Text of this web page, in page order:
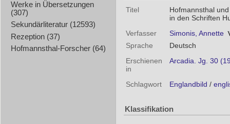
Werke in Übersetzungen
(307)
Sekundärliteratur (12593)
Rezeption (37)
Hofmannsthal-Forscher (64)
Titel
Hofmannsthal
in den Schriften
Verfasser
Simonis, Annette
Sprache
Deutsch
Erschienen
in
Arcadia. Jg. 30
Schlagwort Englandbild /
Klassifikation